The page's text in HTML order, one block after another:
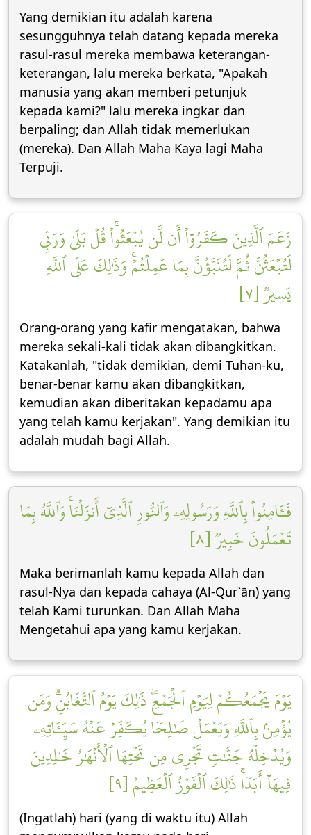
Yang demikian itu adalah karena
sesungguhnya telah datang kepada mereka
rasul-rasul mereka membawa keterangan-
keterangan, lalu mereka berkata, "Apakah
manusia yang akan memberi petunjuk
kepada kami?" lalu mereka ingkar dan
berpaling; dan Allah tidak memerlukan
(mereka). Dan Allah Maha Kaya lagi Maha
Terpuji.
زَعَمَ ٱلَّذِينَ كَفَرُوٓاْ أَن لَّن يُبۡعَثُواْۚ قُلۡ بَلَىٰ وَرَبِّي
لَتُبۡعَثُنَّ ثُمَّ لَتُنَبَّؤُنَّ بِمَا عَمِلۡتُمۡۚ وَذَٰلِكَ عَلَى ٱللَّهِ
يَسِيرٞ [٧]
Orang-orang yang kafir mengatakan, bahwa
mereka sekali-kali tidak akan dibangkitkan.
Katakanlah, "tidak demikian, demi Tuhan-ku,
benar-benar kamu akan dibangkitkan,
kemudian akan diberitakan kepadamu apa
yang telah kamu kerjakan". Yang demikian itu
adalah mudah bagi Allah.
فَـَٔامِنُواْ بِٱللَّهِ وَرَسُولِهِۦ وَٱلنُّورِ ٱلَّذِيٓ أَنزَلۡنَاۚ وَٱللَّهُ بِمَا
تَعۡمَلُونَ خَبِيرٞ [٨]
Maka berimanlah kamu kepada Allah dan
rasul-Nya dan kepada cahaya (Al-Qur`ān) yang
telah Kami turunkan. Dan Allah Maha
Mengetahui apa yang kamu kerjakan.
يَوۡمَ يَجۡمَعُكُمۡ لِيَوۡمِ ٱلۡجَمۡعِۖ ذَٰلِكَ يَوۡمُ ٱلتَّغَابُنِۗ وَمَن
يُؤۡمِنۢ بِٱللَّهِ وَيَعۡمَلۡ صَٰلِحٗا يُكَفِّرۡ عَنۡهُ سَيِّـَٔاتِهِۦ
وَيُدۡخِلۡهُ جَنَّٰتٖ تَجۡرِي مِن تَحۡتِهَا ٱلۡأَنۡهَٰرُ خَٰلِدِينَ
فِيهَآ أَبَدٗاۚ ذَٰلِكَ ٱلۡفَوۡزُ ٱلۡعَظِيمُ [٩]
(Ingatlah) hari (yang di waktu itu) Allah